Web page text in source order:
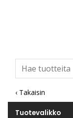
‹ Takaisin
Tuotevalikko